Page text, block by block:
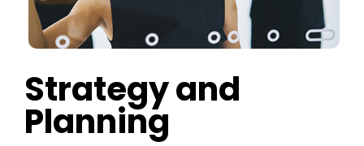
Strategy and
Planning